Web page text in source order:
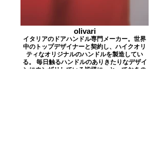
olivari
イタリアのドアハンドル専門メーカー。世界
中のトップデザイナーと契約し、ハイクオリ
ティなオリジナルのハンドルを製造してい
る。 毎日触るハンドルのありきたりなデザイ
ンにウンザリしている皆様に、とっておきの